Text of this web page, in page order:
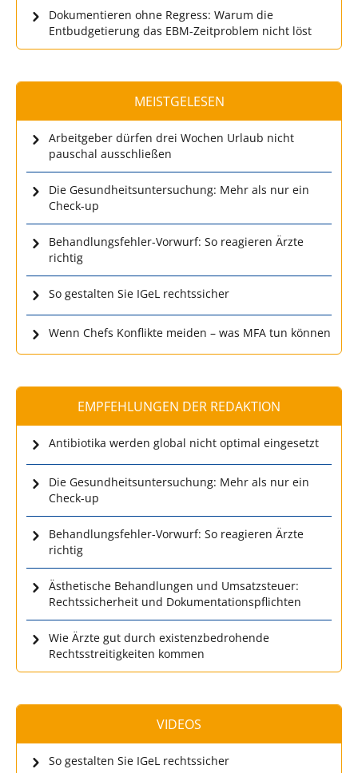
Dokumentieren ohne Regress: Warum die
Entbudgetierung das EBM-Zeitproblem nicht löst
MEISTGELESEN
Arbeitgeber dürfen drei Wochen Urlaub nicht
pauschal ausschließen
Die Gesundheitsuntersuchung: Mehr als nur ein
Check-up
Behandlungsfehler-Vorwurf: So reagieren Ärzte
richtig
So gestalten Sie IGeL rechtssicher
Wenn Chefs Konflikte meiden – was MFA tun können
EMPFEHLUNGEN DER REDAKTION
Antibiotika werden global nicht optimal eingesetzt
Die Gesundheitsuntersuchung: Mehr als nur ein
Check-up
Behandlungsfehler-Vorwurf: So reagieren Ärzte
richtig
Ästhetische Behandlungen und Umsatzsteuer:
Rechtssicherheit und Dokumentationspflichten
Wie Ärzte gut durch existenzbedrohende
Rechtsstreitigkeiten kommen
VIDEOS
So gestalten Sie IGeL rechtssicher